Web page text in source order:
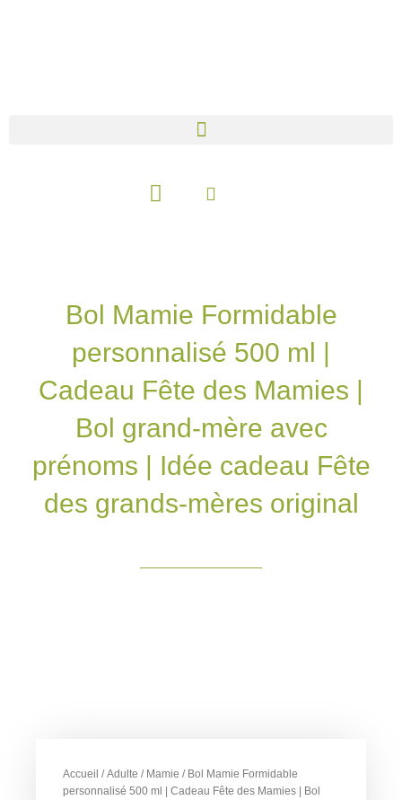
Panier
Bol Mamie Formidable
personnalisé 500 ml |
Cadeau Fête des Mamies |
Bol grand-mère avec
prénoms | Idée cadeau Fête
des grands-mères original
Accueil /Adulte / Mamie / Bol Mamie Formidable
personnalisé 500 ml | Cadeau Fête des Mamies | Bol